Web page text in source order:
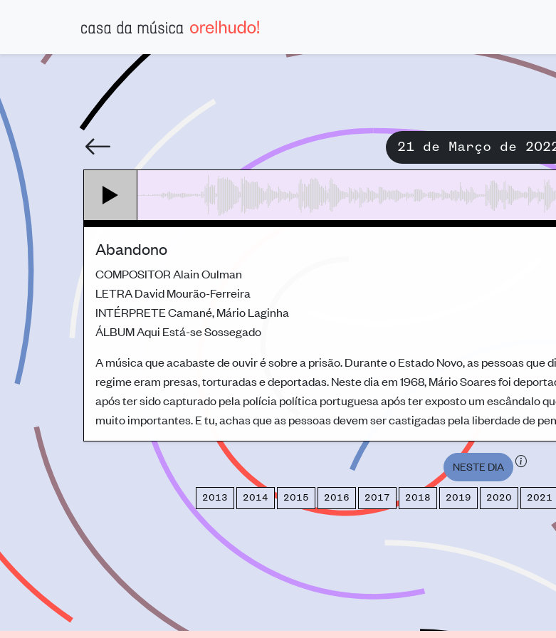
21 de Março de
Abandono
COMPOSITORAlain Oulman
LETRADavid Mourão-Ferreira
INTÉRPRETECamané, Mário Laginha
ÁLBUMAqui Está-se Sossegado
A música que acabaste de ouvir é sobre a prisão. Durante o Estado Novo, as pessoas que
regime eram presas, torturadas e deportadas. Neste dia em 1968, Mário Soares foi
após ter sido capturado pela polícia política portuguesa após ter exposto um escândalo
muito importantes. E tu, achas que as pessoas devem ser castigadas pela liberdade de
NESTE DIA
2013 2014 2015 2016 2017 2018 2019 2020 2021